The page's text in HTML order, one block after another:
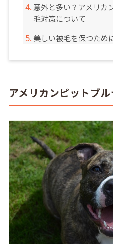
意外と多い？アメリカ
毛対策について
美しい被毛を保つため
アメリカンピットブ